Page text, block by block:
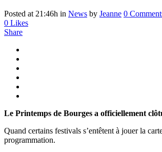
Posted at 21:46h in News by Jeanne 0
0 Likes
Share
Le Printemps de Bourges a officiellement
Quand certains festivals s’entêtent à jouer la
programmation.